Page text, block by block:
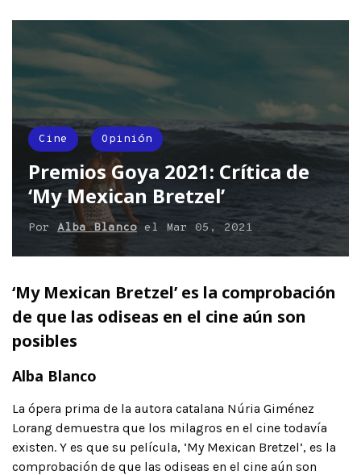
Cine Opinión
Premios Goya 2021: Crítica de
‘My Mexican Bretzel’
Por Alba Blancoel Mar 05, 2021
‘My Mexican Bretzel’ es la comprobación
de que las odiseas en el cine aún son
posibles
Alba Blanco
La ópera prima de la autora catalana Núria Giménez
Lorang demuestra que los milagros en el cine todavía
existen. Y es que su película, ‘My Mexican Bretzel’, es la
comprobación de que las odiseas en el cine aún son